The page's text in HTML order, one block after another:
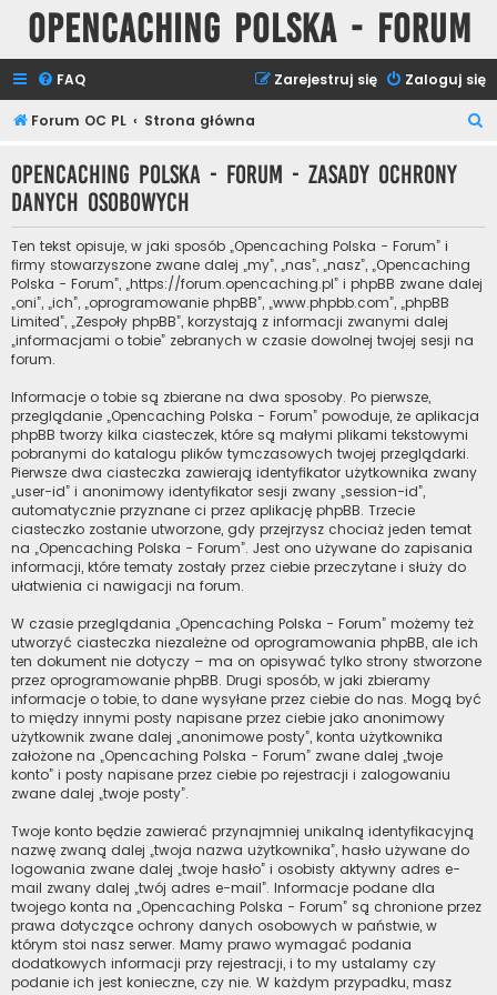
Opencaching Polska - Forum
FAQ Zaloguj się
Zarejestruj się
Forum OC PL Strona główna
Opencaching Polska - Forum - Zasady ochrony
danych osobowych
Ten tekst opisuje, w jaki sposób „Opencaching Polska - Forum” i
firmy stowarzyszone zwane dalej „my”, „nas”, „nasz”, „Opencaching
Polska - Forum”, „https://forum.opencaching.pl” i phpBB zwane dalej
„oni”, „ich”, „oprogramowanie phpBB”, „www.phpbb.com”, „phpBB
Limited”, „Zespoły phpBB”, korzystają z informacji zwanymi dalej
„informacjami o tobie” zebranych w czasie dowolnej twojej sesji na
forum.
Informacje o tobie są zbierane na dwa sposoby. Po pierwsze,
przeglądanie „Opencaching Polska - Forum” powoduje, że aplikacja
phpBB tworzy kilka ciasteczek, które są małymi plikami tekstowymi
pobranymi do katalogu plików tymczasowych twojej przeglądarki.
Pierwsze dwa ciasteczka zawierają identyfikator użytkownika zwany
„user-id” i anonimowy identyfikator sesji zwany „session-id”,
automatycznie przyznane ci przez aplikację phpBB. Trzecie
ciasteczko zostanie utworzone, gdy przejrzysz chociaż jeden temat
na „Opencaching Polska - Forum”. Jest ono używane do zapisania
informacji, które tematy zostały przez ciebie przeczytane i służy do
ułatwienia ci nawigacji na forum.
W czasie przeglądania „Opencaching Polska - Forum” możemy też
utworzyć ciasteczka niezależne od oprogramowania phpBB, ale ich
ten dokument nie dotyczy – ma on opisywać tylko strony stworzone
przez oprogramowanie phpBB. Drugi sposób, w jaki zbieramy
informacje o tobie, to dane wysyłane przez ciebie do nas. Mogą być
to między innymi posty napisane przez ciebie jako anonimowy
użytkownik zwane dalej „anonimowe posty”, konta użytkownika
założone na „Opencaching Polska - Forum” zwane dalej „twoje
konto” i posty napisane przez ciebie po rejestracji i zalogowaniu
zwane dalej „twoje posty”.
Twoje konto będzie zawierać przynajmniej unikalną identyfikacyjną
nazwę zwaną dalej „twoja nazwa użytkownika”, hasło używane do
logowania zwane dalej „twoje hasło” i osobisty aktywny adres e-
mail zwany dalej „twój adres e-mail”. Informacje podane dla
twojego konta na „Opencaching Polska - Forum” są chronione przez
prawa dotyczące ochrony danych osobowych w państwie, w
którym stoi nasz serwer. Mamy prawo wymagać podania
dodatkowych informacji przy rejestracji, i to my ustalamy czy
podanie ich jest konieczne, czy nie. W każdym przypadku, masz